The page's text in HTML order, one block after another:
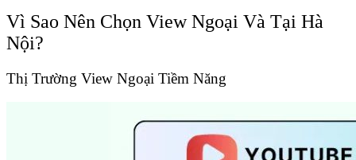
Vì Sao Nên Chọn View Ngoại Và Tại Hà
Nội?
Thị Trường View Ngoại Tiềm Năng